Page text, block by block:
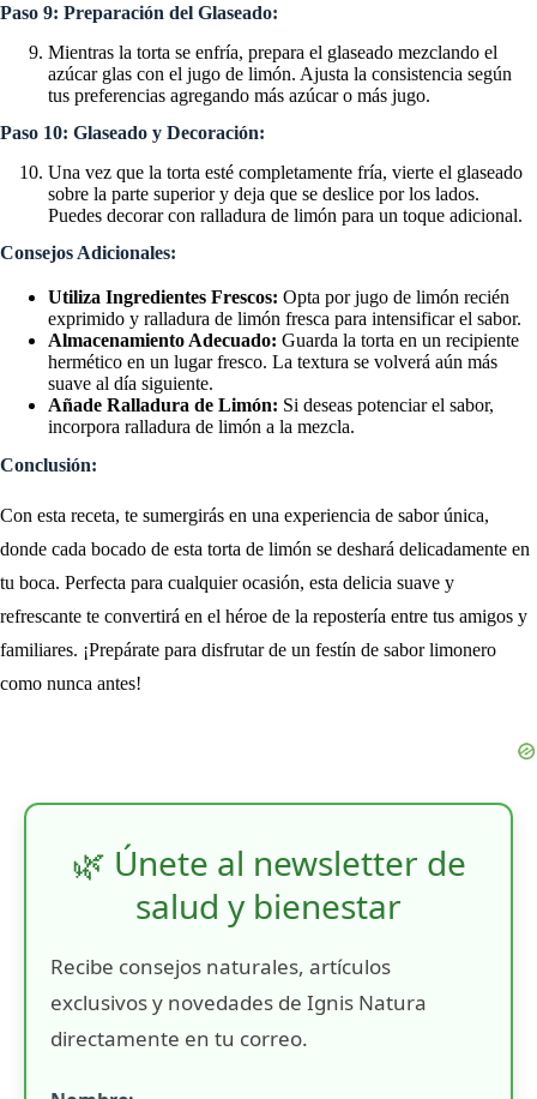
Paso 9: Preparación del Glaseado:
Mientras la torta se enfría, prepara el glaseado mezclando el
azúcar glas con el jugo de limón. Ajusta la consistencia según
tus preferencias agregando más azúcar o más jugo.
Paso 10: Glaseado y Decoración:
Una vez que la torta esté completamente fría, vierte el glaseado
sobre la parte superior y deja que se deslice por los lados.
Puedes decorar con ralladura de limón para un toque adicional.
Consejos Adicionales:
Utiliza Ingredientes Frescos: Opta por jugo de limón recién
exprimido y ralladura de limón fresca para intensificar el sabor.
Almacenamiento Adecuado: Guarda la torta en un recipiente
hermético en un lugar fresco. La textura se volverá aún más
suave al día siguiente.
Añade Ralladura de Limón: Si deseas potenciar el sabor,
incorpora ralladura de limón a la mezcla.
Conclusión:
Con esta receta, te sumergirás en una experiencia de sabor única,
donde cada bocado de esta torta de limón se deshará delicadamente en
tu boca. Perfecta para cualquier ocasión, esta delicia suave y
refrescante te convertirá en el héroe de la repostería entre tus amigos y
familiares. ¡Prepárate para disfrutar de un festín de sabor limonero
como nunca antes!
🌿 Únete al newsletter de
salud y bienestar
Recibe consejos naturales, artículos
exclusivos y novedades de Ignis Natura
directamente en tu correo.